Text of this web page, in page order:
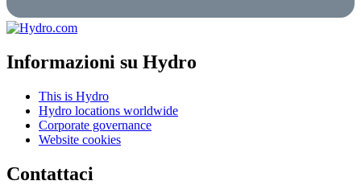
Informazioni su Hydro
This is Hydro
Hydro locations worldwide
Corporate governance
Website cookies
Contattaci